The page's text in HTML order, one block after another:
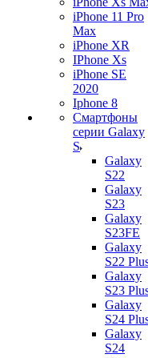
iPhone 11 Pro
Max
iPhone XR
IPhone Xs
iPhone SE
2020
Iphone 8
Смартфоны
серии Galaxy
S
Galaxy
S22
Galaxy
S23
Galaxy
S23FE
Galaxy
S22
Galaxy
S23
Galaxy
S24
Galaxy
S24